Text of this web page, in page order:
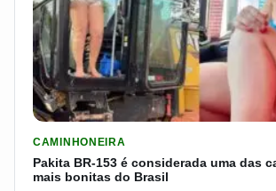
CAMINHONEIRA
Pakita BR-153 é considerada uma das
mais bonitas do Brasil